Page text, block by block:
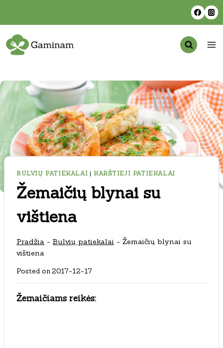
content
BULVIŲ PATIEKALAI | KARŠTIEJI PATIEKALAI
Žemaičių blynai su
vištiena
Pradžia - Bulvių patiekalai - Žemaičių blynai su
vištiena
Posted on2017-12-17
Žemaičiams reikės: